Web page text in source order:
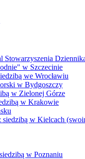
Stowarzyszenia
w Szczecinie
we Wrocławiu
w Bydgoszczy
w Zielonej Górze
w Krakowie
siedzibą w Kielcach
w Poznaniu